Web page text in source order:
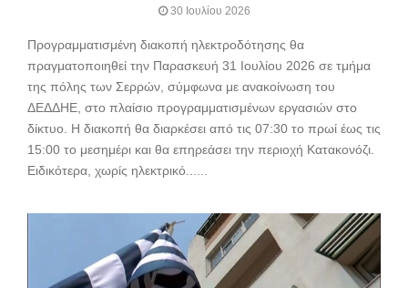
30 Ιουλίου 2026
Προγραμματισμένη διακοπή ηλεκτροδότησης θα
πραγματοποιηθεί την Παρασκευή 31 Ιουλίου 2026 σε τμήμα
της πόλης των Σερρών, σύμφωνα με ανακοίνωση του
ΔΕΔΔΗΕ, στο πλαίσιο προγραμματισμένων εργασιών στο
δίκτυο. Η διακοπή θα διαρκέσει από τις 07:30 το πρωί έως τις
15:00 το μεσημέρι και θα επηρεάσει την περιοχή Κατακονόζι.
Ειδικότερα, χωρίς ηλεκτρικό......